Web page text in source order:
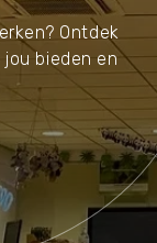
Ontdek
bieden en